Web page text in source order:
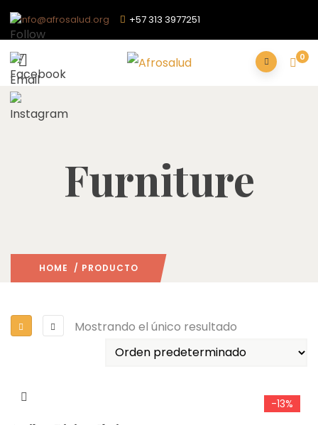
info@afrosalud.org +57 313 3977251
0
Furniture
HOME / PRODUCTO
Mostrando el único resultado
-13%